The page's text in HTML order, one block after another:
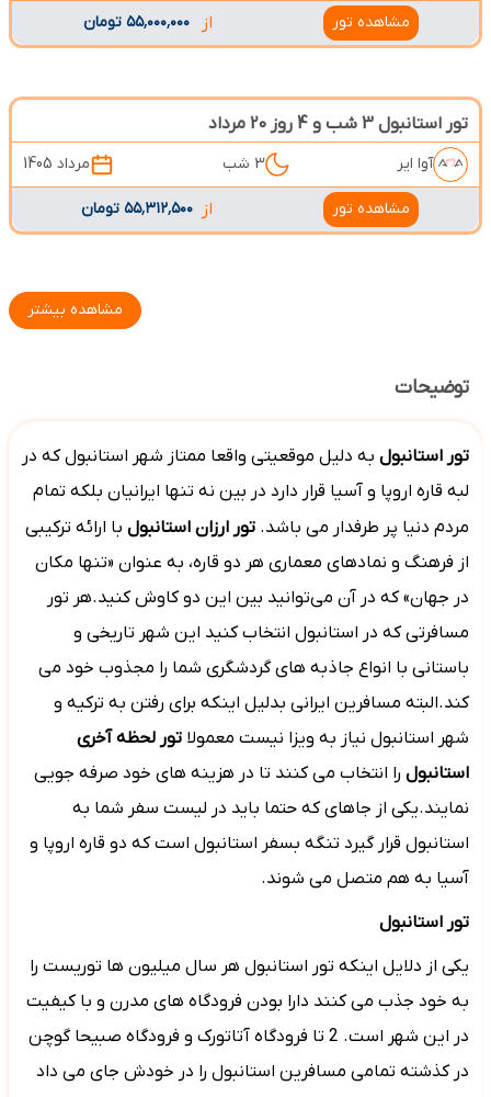
مشاهده تور از ۵۵٬۰۰۰٬۰۰۰ تومان
تور استانبول 3 شب و 4 روز 20 مرداد
آوا ایر 3 شب مرداد 1405
مشاهده تور از ۵۵٬۳۱۲٬۵۰۰ تومان
مشاهده بیشتر
توضیحات
توراستانبول به دلیل موقعیتی واقعا ممتاز شهر استانبول که در
لبه قاره اروپا و آسیا قرار دارد در بین نه تنها ایرانیان بلکه تمام
مردم دنیا پر طرفدار می باشد. تور ارزان استانبول با ارائه ترکیبی
از فرهنگ و نمادهای معماری هر دو قاره، به عنوان «تنها مکان
در جهان» که در آن می‌توانید بین این دو کاوش کنید.هر تور
مسافرتی که در استانبول انتخاب کنید این شهر تاریخی و
باستانی با انواع جاذبه های گردشگری شما را مجذوب خود می
کند.البته مسافرین ایرانی بدلیل اینکه برای رفتن به ترکیه و
شهر استانبول نیاز به ویزا نیست معمولاتور لحظه آخری
استانبول را انتخاب می کنند تا در هزینه های خود صرفه جویی
نمایند.یکی از جاهای که حتما باید در لیست سفر شما به
استانبول قرار گیرد تنگه بسفر استانبول است که دو قاره اروپا و
آسیا به هم متصل می شوند.
تور استانبول
یکی از دلایل اینکه تور استانبول هر سال میلیون ها توریست را
به خود جذب می کنند دارا بودن فرودگاه های مدرن و با کیفیت
در این شهر است. 2 تا فرودگاه آتاتورک و فرودگاه صبیحا گوچن
در کذشته تمامی مسافرین استانبول را در خودش جای می داد